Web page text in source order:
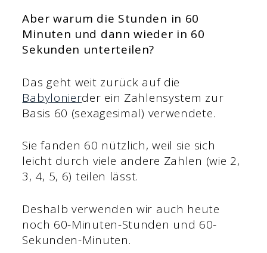
Aber warum die Stunden in 60
Minuten und dann wieder in 60
Sekunden unterteilen?
Das geht weit zurück auf die
Babylonierder ein Zahlensystem zur
Basis 60 (sexagesimal) verwendete.
Sie fanden 60 nützlich, weil sie sich
leicht durch viele andere Zahlen (wie 2,
3, 4, 5, 6) teilen lässt.
Deshalb verwenden wir auch heute
noch 60-Minuten-Stunden und 60-
Sekunden-Minuten.